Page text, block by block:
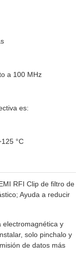
a 100 MHz
es:
°C
RFI Clip de filtro de
Ayuda a reducir
electromagnética y
solo pinchalo y
de datos más